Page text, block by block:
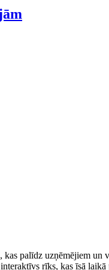
palīdz uzņēmējiem
rīks, kas īsā